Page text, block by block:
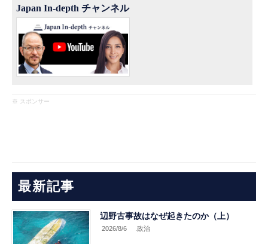
Japan In-depth チャンネル
※ スポンサー
最新記事
辺野古事故はなぜ起きたのか（上）
2026/8/6 .政治